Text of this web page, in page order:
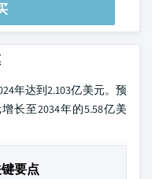
年达到2.103亿美元。预
长至2034年的5.58亿美
要点